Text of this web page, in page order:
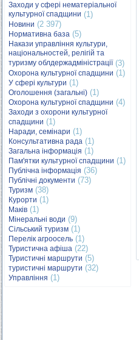
Заходи у сфері нематеріальної
культурної спадщини (1)
Новини (2 397)
Нормативна база (5)
Накази управління культури,
національностей, релігій та
туризму облдержадміністрації(3)
Охорона культурної спадщини (1)
У сфері культури (1)
Оголошення (загальні) (1)
Охорона культурної спадщини (4)
Заходи з охорони культурної
спадщини (1)
Наради, семінари (1)
Консультативна рада (1)
Загальна інформація (1)
Пам'ятки культурної спадщини (1)
Публічна інформація (36)
Публічні документи (73)
Туризм (38)
Курорти (1)
Маків (1)
Мінеральні води (9)
Сільський туризм (1)
Перелік агроосель (1)
Туристична афіша (22)
Туристичні маршрути (5)
туристичні маршрути (32)
Управління (1)